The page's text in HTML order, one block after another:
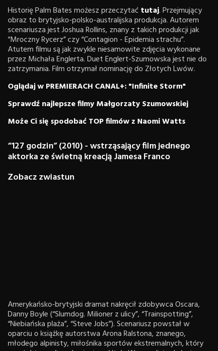
Historię Palm Bates możesz przeczytać tutaj. Przejmujący
obraz to brytyjsko-polsko-australijska produkcja. Autorem
scenariusza jest Joshua Rollins, znany z takich produkcji jak
“Mroczny Rycerz” czy “Contagion - Epidemia strachu”.
Atutem filmu są jak zwykle niesamowite zdjęcia wykonane
przez Michała Englerta. Duet Englert-Szumowska jest nie do
zatrzymania. Film otrzymał nominację do Złotych Lwów.
Oglądaj w PREMIERACH CANAL+: "Infinite Storm"
Sprawdź najlepsze filmy Małgorzaty Szumowskiej
Może Ci się spodobać TOP filmów z Naomi Watts
“127 godzin” (2010) - wstrząsający film jednego
aktorka ze świetną kreacją Jamesa Franco
Zobacz zwiastun
Amerykańsko-brytyjski dramat nakręcił zdobywca Oscara,
Danny Boyle (“Slumdog. Milioner z ulicy”, “Trainspotting”,
“Niebiańska plaża”, “Steve Jobs”). Scenariusz powstał w
oparciu o książkę autorstwa Arona Ralstona, znanego,
młodego alpinisty, miłośnika sportów ekstremalnych, który